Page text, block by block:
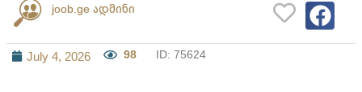
joob.ge ადმინი
July 4, 2026 98 ID: 75624